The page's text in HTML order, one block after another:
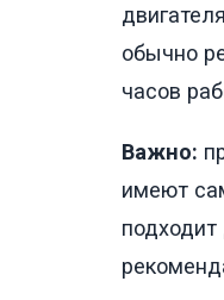
обычно
часов
Важно:
имеют